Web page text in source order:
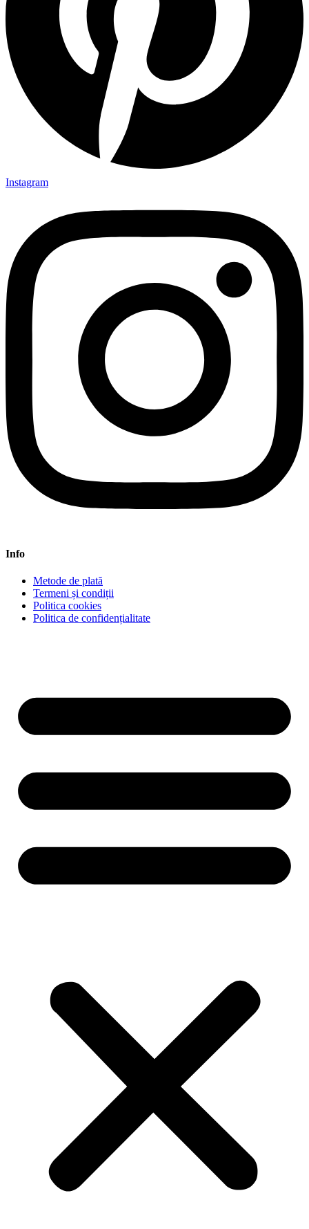
Instagram
Info
Metode de plată
Termeni și condiții
Politica cookies
Politica de confidențialitate